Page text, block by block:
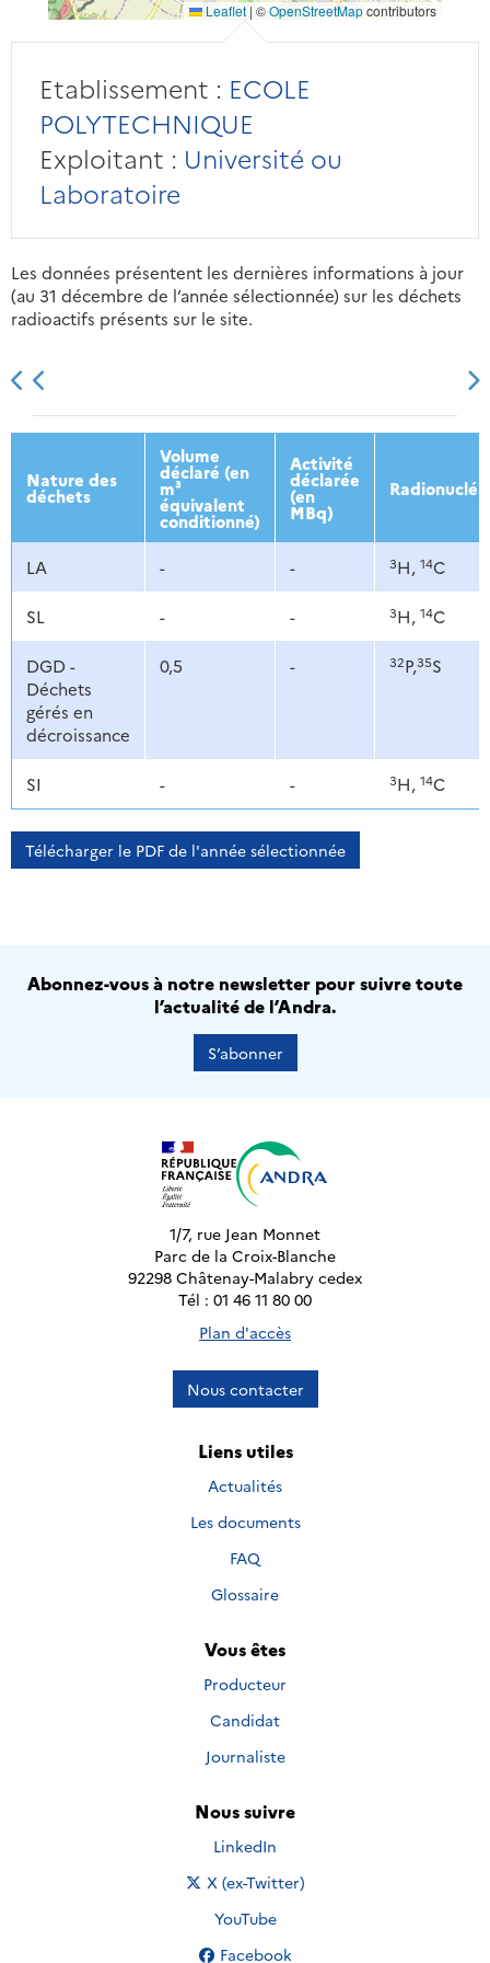
Leaflet | ©OpenStreetMapcontributors
Etablissement : ECOLE
POLYTECHNIQUE
Exploitant : Université ou
Laboratoire
Les données présentent les dernières informations à jour
(au 31 décembre de l’année sélectionnée) sur les déchets
radioactifs présents sur le site.
2013 2014 2015 2016
Nature des
déchets
Volume
déclaré (en
m³
équivalent
conditionné)
Activité
déclarée
(en
MBq)
LA - - 3H, 14C
SL - - 3H, 14C
DGD -
Déchets
gérés en
décroissance
0,5 - 32P,35S
SI - - 3H, 14C
Télécharger le PDF de l'année sélectionnée
Abonnez-vous à notre newsletter pour suivre toute
l’actualité de l’Andra.
S’abonner
1/7, rue Jean Monnet
Parc de la Croix-Blanche
92298 Châtenay-Malabry cedex
Tél : 01 46 11 80 00
Plan d'accès
Nous contacter
Liens utiles
Actualités
Les documents
FAQ
Glossaire
Vous êtes
Producteur
Candidat
Journaliste
Nous suivre
Nous suivre sur
LinkedIn
Nous suivre sur
X (ex-Twitter)
Nous suivre sur
YouTube
Nous suivre sur
Facebook